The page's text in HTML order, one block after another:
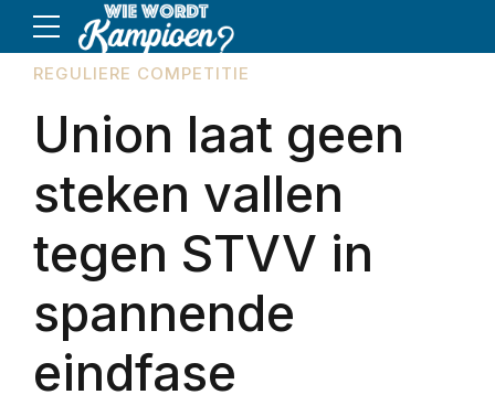
REGULIERE COMPETITIE
Union laat geen
steken vallen
tegen STVV in
spannende
eindfase